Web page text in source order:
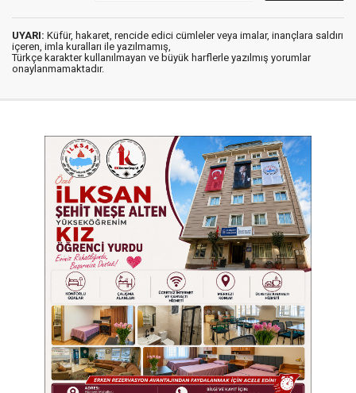
UYARI: Küfür, hakaret, rencide edici cümleler veya imalar, inançlara saldırı
içeren, imla kuralları ile yazılmamış,
Türkçe karakter kullanılmayan ve büyük harflerle yazılmış yorumlar
onaylanmamaktadır.